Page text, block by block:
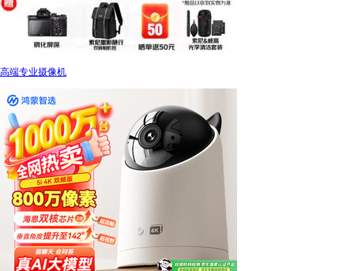
高端专业摄像机